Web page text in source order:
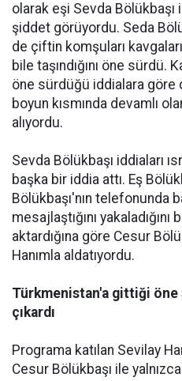
olarak eşi Sevda Bölükbaşı
şiddet görüyordu. Seda
de çiftin komşuları
bile taşındığını öne sürdü.
öne sürdüğü iddialara göre
boyun kısmında devamlı
alıyordu.
Sevda Bölükbaşı iddiaları
başka bir iddia attı. Eş
Bölükbaşı'nın telefonunda
mesajlaştığını yakaladığını
aktardığına göre Cesur
Hanımla aldatıyordu.
Türkmenistan'a gittiği
çıkardı
Programa katılan Sevilay
Cesur Bölükbaşı ile